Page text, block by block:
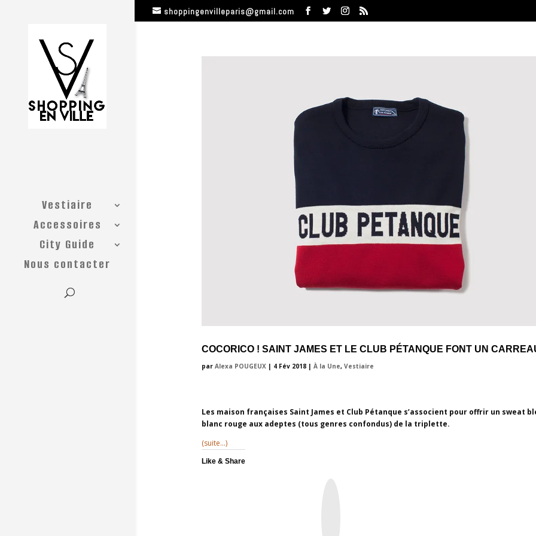
shoppingenvilleparis@gmail.com
Vestiaire
Accessoires
City Guide
Nous contacter
COCORICO ! SAINT JAMES ET LE CLUB PÉTANQUE FONT UN
par Alexa POUGEUX| 4 Fév 2018| À la Une, Vestiaire
Les maison françaises Saint James et Club Pétanque s’associent pour offrir un sweat
blanc rouge aux adeptes (tous genres confondus) de la triplette.
(suite…)
Like & Share